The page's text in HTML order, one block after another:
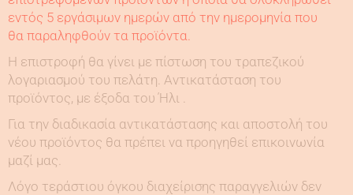
εντός 5 εργάσιμων ημερών από την ημερομηνία που
θα παραληφθούν τα προϊόντα.
Η επιστροφή θα γίνει με πίστωση του τραπεζικού
λογαριασμού του πελάτη. Αντικατάσταση του
προϊόντος, με έξοδα του Ήλι .
Για την διαδικασία αντικατάστασης και αποστολή του
νέου προϊόντος θα πρέπει να προηγηθεί επικοινωνία
μαζί μας.
Λόγο τεράστιου όγκου διαχείρισης παραγγελιών δεν